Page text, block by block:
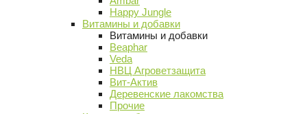
Happy Jungle
Витамины и добавки
Витамины и добавки
Beaphar
Veda
НВЦ Агроветзащита
Вит-Актив
Деревенские лакомства
Прочие